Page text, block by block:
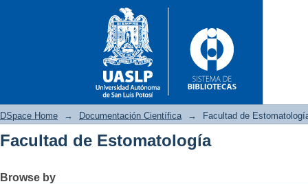
DSpace Home → Documentación Científica → Facultad de
Facultad de Estomatología
Browse by